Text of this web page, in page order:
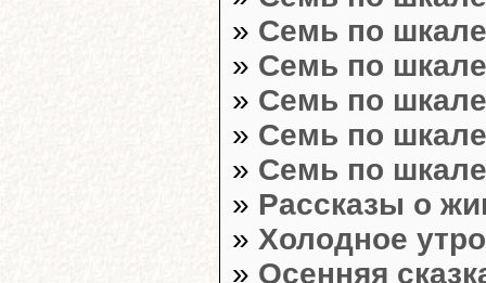
» Семь по
» Семь по
» Семь по
» Семь по
» Семь по
» Рассказы о
» Холодное утро
» Осенняя